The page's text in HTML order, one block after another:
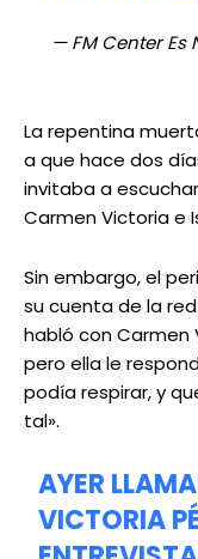
— FM Center
La repentina
a que hace dos
invitaba a
Carmen Victoria e
Sin embargo, el
su cuenta de la
habló con Carmen
pero ella le
podía respirar, y
tal».
AYER
VICTORIA